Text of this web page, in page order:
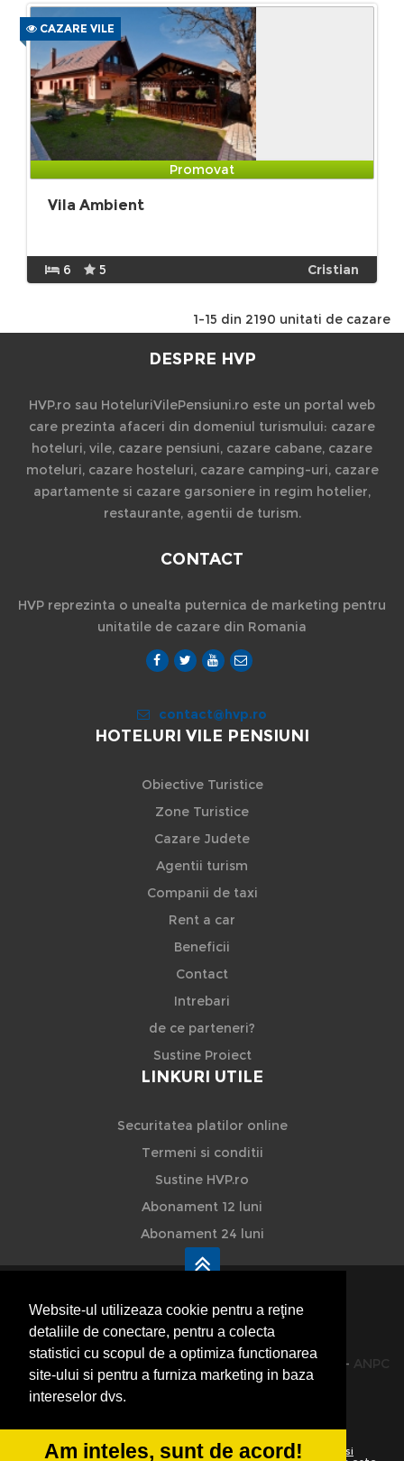
Website-ul utilizeaza cookie pentru a reţine
detaliile de conectare, pentru a colecta
statistici cu scopul de a optimiza functionarea
site-ului si pentru a furniza marketing in baza
intereselor dvs.
Am inteles, sunt de acord!
CAZARE VILE
Promovat
Vila Ambient
6 5 Cristian
1-15 din 2190 unitati de cazare
DESPRE HVP
HVP.ro sau HoteluriVilePensiuni.ro este un portal web
care prezinta afaceri din domeniul turismului: cazare
hoteluri, vile, cazare pensiuni, cazare cabane, cazare
moteluri, cazare hosteluri, cazare camping-uri, cazare
apartamente si cazare garsoniere in regim hotelier,
restaurante, agentii de turism.
CONTACT
HVP reprezinta o unealta puternica de marketing pentru
unitatile de cazare din Romania
contact@hvp.ro
HOTELURI VILE PENSIUNI
Obiective Turistice
Zone Turistice
Cazare Judete
Agentii turism
Companii de taxi
Rent a car
Beneficii
Contact
Intrebari
de ce parteneri?
Sustine Proiect
LINKURI UTILE
Securitatea platilor online
Termeni si conditii
Sustine HVP.ro
Abonament 12 luni
Abonament 24 luni
HVP - Hoteluri Vile Pensiuni
© 2014-2026 Powered byVilonMedia&TekaBility - ANPC
SOL
Utilizand acest site inseamna ca sunteti de acord cu Termenii si